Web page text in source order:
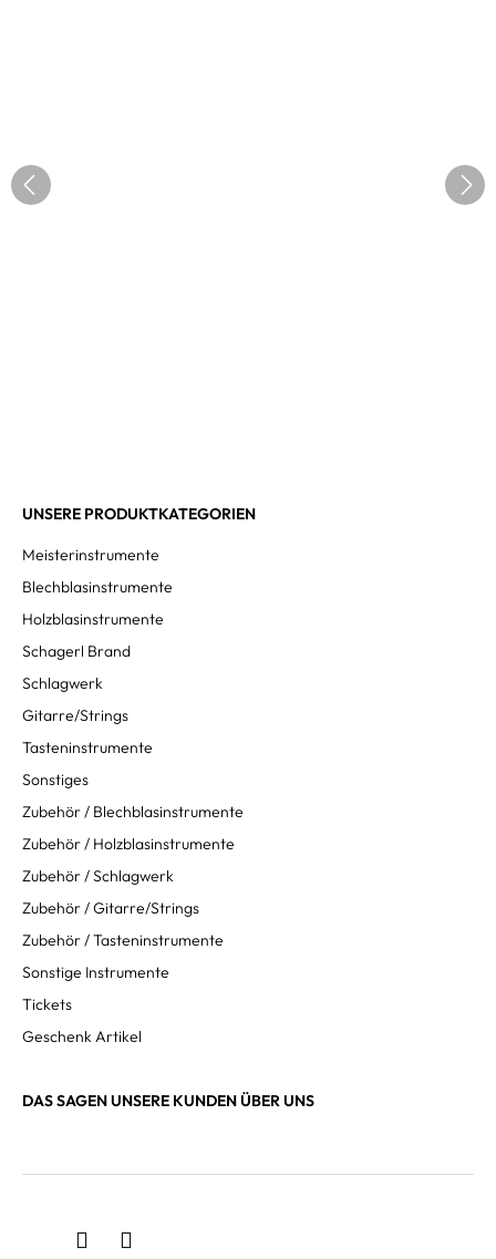
UNSERE PRODUKTKATEGORIEN
Meisterinstrumente
Blechblasinstrumente
Holzblasinstrumente
Schagerl Brand
Schlagwerk
Gitarre/Strings
Tasteninstrumente
Sonstiges
Zubehör / Blechblasinstrumente
Zubehör / Holzblasinstrumente
Zubehör / Schlagwerk
Zubehör / Gitarre/Strings
Zubehör / Tasteninstrumente
Sonstige Instrumente
Tickets
Geschenk Artikel
DAS SAGEN UNSERE KUNDEN ÜBER UNS